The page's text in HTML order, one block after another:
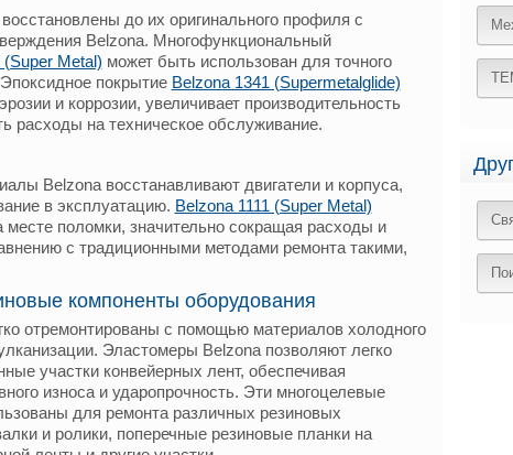
до их оригинального профиля с
Belzona. Многофункциональный
(Super Metal) может быть использован для точного
покрытие Belzona 1341 (Supermetalglide)
и коррозии, увеличивает производительность
расходы на техническое обслуживание.
Belzona восстанавливают двигатели и корпуса,
в эксплуатацию. Belzona 1111 (Super Metal)
поломки, значительно сокращая расходы и
с традиционными методами ремонта такими,
компоненты оборудования
отремонтированы с помощью материалов холодного
Эластомеры Belzona позволяют легко
участки конвейерных лент, обеспечивая
износа и ударопрочность. Эти многоцелевые
для ремонта различных резиновых
и ролики, поперечные резиновые планки на